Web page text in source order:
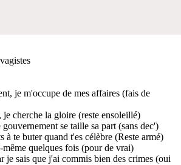
je m'occupe de mes affaires (fais de
cherche la gloire (reste ensoleillé)
se taille sa part (sans dec')
à te buter quand t'es célèbre (Reste armé)
quelques fois (pour de vrai)
je sais que j'ai commis bien des crimes (oui